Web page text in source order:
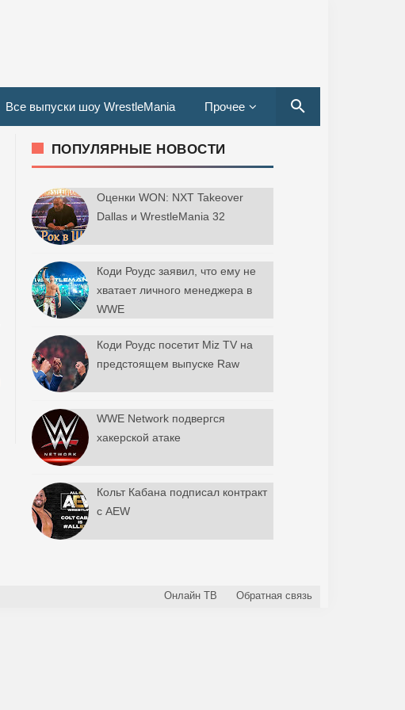
Все выпуски шоу WrestleMania Прочее
ПОПУЛЯРНЫЕ НОВОСТИ
Оценки WON: NXT Takeover
Dallas и WrestleMania 32
Коди Роудс заявил, что ему не
хватает личного менеджера в
WWE
Коди Роудс посетит Miz TV на
предстоящем выпуске Raw
WWE Network подвергся
хакерской атаке
Кольт Кабана подписал контракт
с AEW
Онлайн ТВ Обратная связь